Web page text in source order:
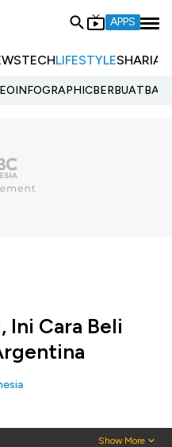
APPS
TECHLIFESTYLESHARIA
INFOGRAPHIC
Ini Cara Beli
Show More